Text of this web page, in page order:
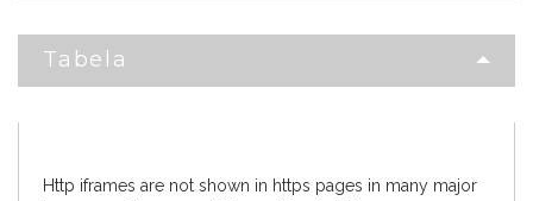
Tabela
Http iframes are not shown in https pages in many major